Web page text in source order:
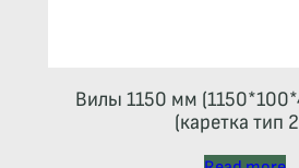
Вилы 1150 мм
(каретка тип